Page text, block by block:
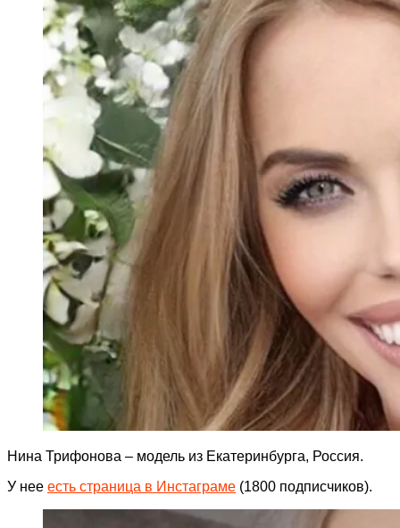
Нина Трифонова – модель из Екатеринбурга, Россия.
У нее есть страница в Инстаграме (1800 подписчиков).